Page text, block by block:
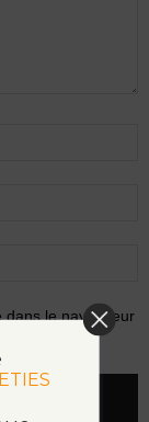
dans le navigateur